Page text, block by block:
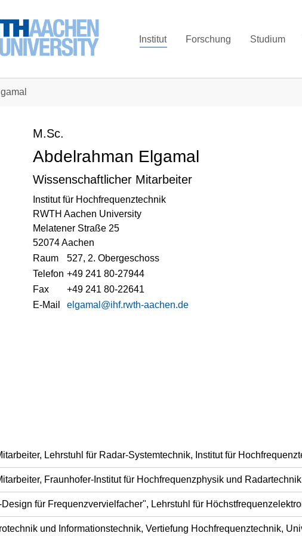
Institut Forschung Studium
M.Sc.
Abdelrahman Elgamal
Wissenschaftlicher Mitarbeiter
Institut für Hochfrequenztechnik
RWTH Aachen University
Melatener Straße 25
52074 Aachen
Raum
527, 2. Obergeschoss
Telefon +49 241 80-27944
Fax
+49 241 80-22641
E-Mail
elgamal@ihf.rwth-aachen.de
Lehrstuhl für Radar-Systemtechnik, Institut für
Fraunhofer-Institut für Hochfrequenzphysik und
Design für Frequenzvervielfacher", Lehrstuhl für
und Informationstechnik, Vertiefung Hochfrequenztechnik,